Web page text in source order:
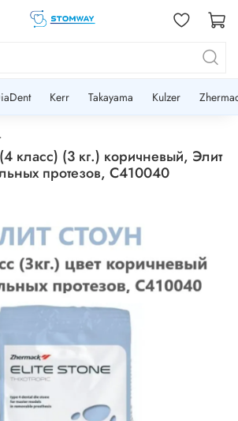
Kerr Takayama Kulzer
класс) (3 кг.) коричневый, Элит
протезов, C410040